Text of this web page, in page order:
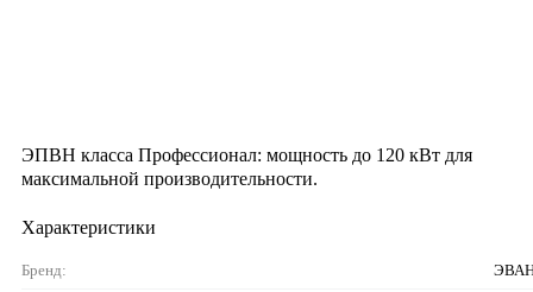
ЭПВН класса Профессионал: мощность до 120 кВт для
максимальной производительности.
Характеристики
Бренд: